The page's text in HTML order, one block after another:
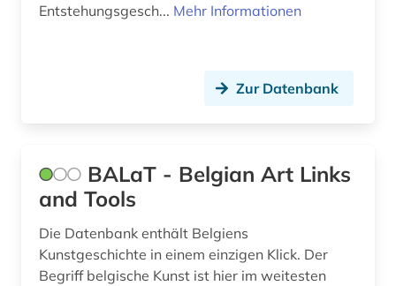
korea (1)
kriegsverbrechen (1)
kroatien (1)
Entstehungsgesch... Mehr Informationen
Zur Datenbank
BALaT - Belgian Art Links
and Tools
Die Datenbank enthält Belgiens
Kunstgeschichte in einem einzigen Klick. Der
Begriff belgische Kunst ist hier im weitesten